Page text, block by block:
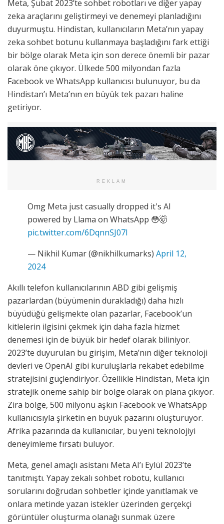
Meta, Şubat 2023’te sohbet robotları ve diğer yapay
zeka araçlarını geliştirmeyi ve denemeyi planladığını
duyurmuştu. Hindistan, kullanıcıların Meta’nın yapay
zeka sohbet botunu kullanmaya başladığını fark ettiği
bir bölge olarak Meta için son derece önemli bir pazar
olarak öne çıkıyor. Ülkede 500 milyondan fazla
Facebook ve WhatsApp kullanıcısı bulunuyor, bu da
Hindistan’ı Meta’nın en büyük tek pazarı haline
getiriyor.
REKLAM
Omg Meta just casually dropped it's AI
powered by Llama on WhatsApp 😳🤯
pic.twitter.com/6DqnnSJ07l
— Nikhil Kumar (@nikhilkumarks) April 12,
2024
Akıllı telefon kullanıcılarının ABD gibi gelişmiş
pazarlardan (büyümenin durakladığı) daha hızlı
büyüdüğü gelişmekte olan pazarlar, Facebook’un
kitlelerin ilgisini çekmek için daha fazla hizmet
denemesi için de büyük bir hedef olarak biliniyor.
2023’te duyurulan bu girişim, Meta’nın diğer teknoloji
devleri ve OpenAI gibi kuruluşlarla rekabet edebilme
stratejisini güçlendiriyor. Özellikle Hindistan, Meta için
stratejik öneme sahip bir bölge olarak ön plana çıkıyor.
Zira bölge, 500 milyonu aşkın Facebook ve WhatsApp
kullanıcısıyla şirketin en büyük pazarını oluşturuyor.
Afrika pazarında da kullanıcılar, bu yeni teknolojiyi
deneyimleme fırsatı buluyor.
Meta, genel amaçlı asistanı Meta AI’ı Eylül 2023’te
tanıtmıştı. Yapay zekalı sohbet robotu, kullanıcı
sorularını doğrudan sohbetler içinde yanıtlamak ve
onlara metinde yazan istekler üzerinden gerçekçi
görüntüler oluşturma olanağı sunmak üzere